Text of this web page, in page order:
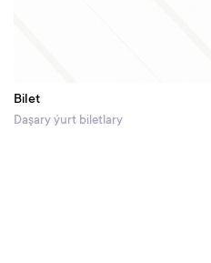
Bilet
Daşary ýurt biletlary